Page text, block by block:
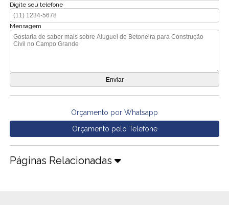
Digite seu telefone
Mensagem
Orçamento por Whatsapp
Orçamento pelo Telefone
Páginas Relacionadas